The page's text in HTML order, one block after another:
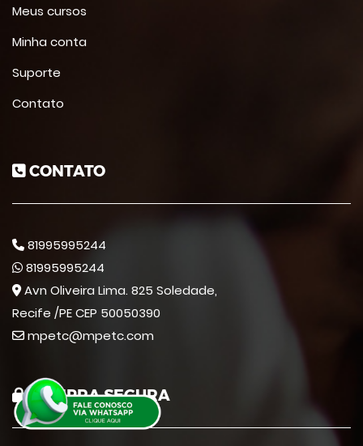
Meus cursos
Minha conta
Suporte
Contato
CONTATO
81995995244
81995995244
Avn Oliveira Lima. 825 Soledade,
Recife /PE CEP 50050390
mpetc@mpetc.com
COMPRA SEGURA